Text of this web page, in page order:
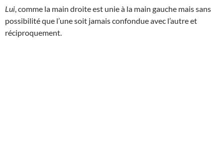
Lui , comme la main droite est unie à la main gauche mais sans
possibilité que l’une soit jamais confondue avec l’autre et
réciproquement.